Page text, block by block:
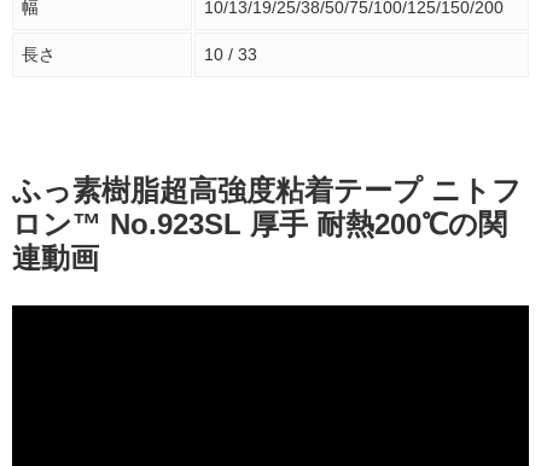
幅 10/13/19/25/38/50/75/100/125/150/200
長さ 10 / 33
ふっ素樹脂超高強度粘着テープ ニトフ
ロン™ No.923SL 厚手 耐熱200℃の関
連動画